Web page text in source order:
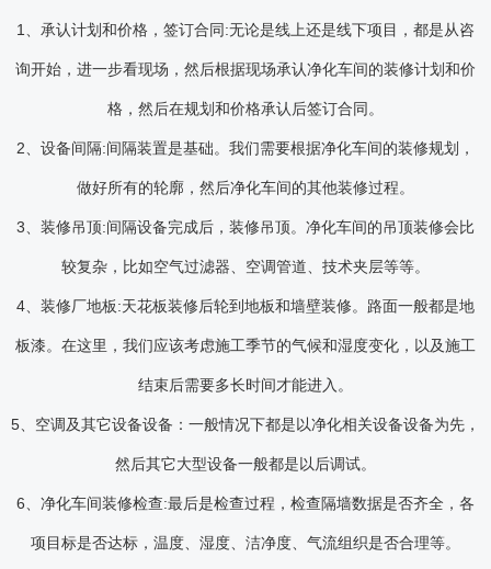
1、承认计划和价格，签订合同:无论是线上还是线下项目，都是从咨
询开始，进一步看现场，然后根据现场承认净化车间的装修计划和价
格，然后在规划和价格承认后签订合同。
2、设备间隔:间隔装置是基础。我们需要根据净化车间的装修规划，
做好所有的轮廓，然后净化车间的其他装修过程。
3、装修吊顶:间隔设备完成后，装修吊顶。净化车间的吊顶装修会比
较复杂，比如空气过滤器、空调管道、技术夹层等等。
4、装修厂地板:天花板装修后轮到地板和墙壁装修。路面一般都是地
板漆。在这里，我们应该考虑施工季节的气候和湿度变化，以及施工
结束后需要多长时间才能进入。
5、空调及其它设备设备：一般情况下都是以净化相关设备设备为先，
然后其它大型设备一般都是以后调试。
6、净化车间装修检查:最后是检查过程，检查隔墙数据是否齐全，各
项目标是否达标，温度、湿度、洁净度、气流组织是否合理等。